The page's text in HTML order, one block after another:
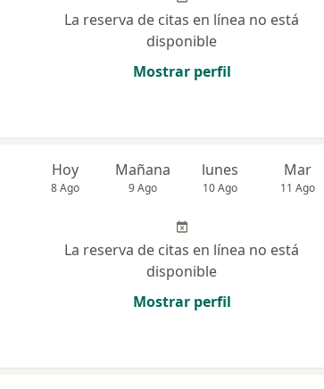
La reserva de citas en línea no está
disponible
Mostrar perfil
Hoy
8 Ago
Mañana
9 Ago
lunes
10 Ago
Mar
11 Ago
La reserva de citas en línea no está
disponible
Mostrar perfil